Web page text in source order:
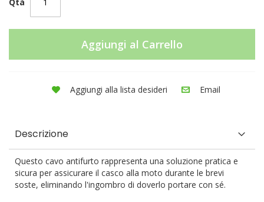
Aggiungi al Carrello
Aggiungi alla lista desideri Email
Descrizione
Questo cavo antifurto rappresenta una soluzione pratica e
sicura per assicurare il casco alla moto durante le brevi
soste, eliminando l'ingombro di doverlo portare con sé.